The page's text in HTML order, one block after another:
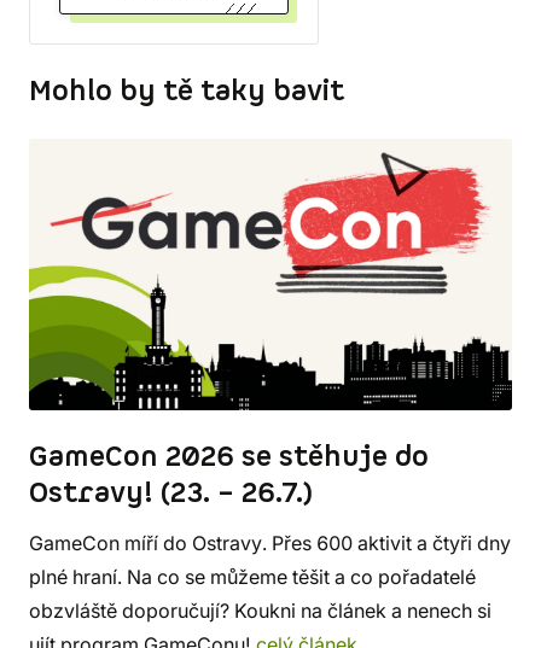
Mohlo by tě taky bavit
GameCon 2026 se stěhuje do
Ostravy! (23. – 26.7.)
GameCon míří do Ostravy. Přes 600 aktivit a čtyři dny
plné hraní. Na co se můžeme těšit a co pořadatelé
obzvláště doporučují? Koukni na článek a nenech si